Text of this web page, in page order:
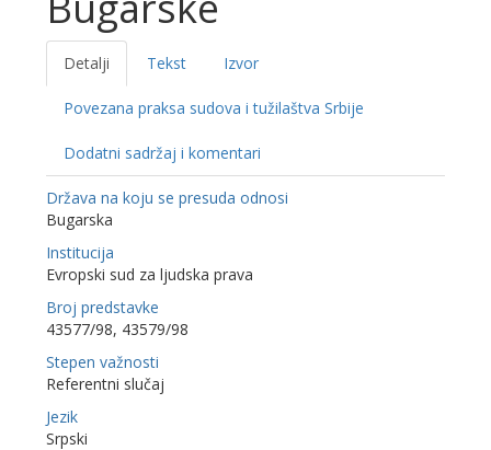
Detalji Tekst Izvor
Povezana praksa sudova i tužilaštva Srbije
Dodatni sadržaj i komentari
Država na koju se presuda odnosi
Bugarska
Institucija
Evropski sud za ljudska prava
Broj predstavke
43577/98, 43579/98
Stepen važnosti
Referentni slučaj
Jezik
Srpski